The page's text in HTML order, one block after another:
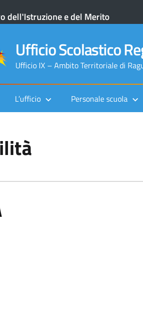
dell'Istruzione e del Merito
Ufficio Scolastico
Ufficio IX – Ambito Territoriale di
L’ufficio Personale scuola